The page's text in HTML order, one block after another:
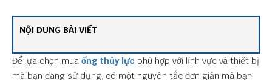
NỘI DUNG BÀI VIẾT
Để lựa chọn mua ống thủy lực phù hợp với lĩnh vực và thiết bị
mà bạn đang sử dụng, có một nguyên tắc đơn giản mà bạn